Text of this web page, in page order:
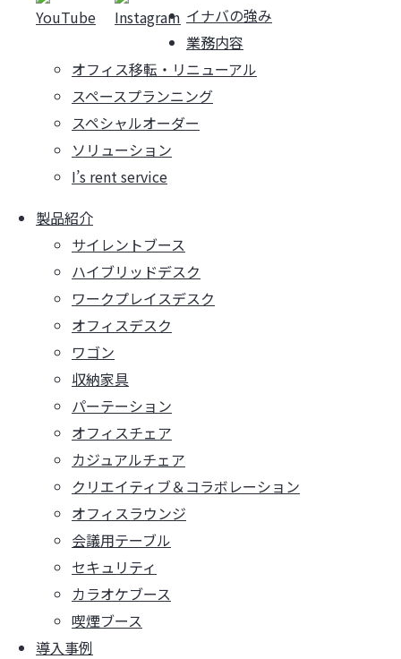
イナバの強み
業務内容
オフィス移転・リニューアル
スペースプランニング
スペシャルオーダー
ソリューション
I’s rent service
製品紹介
サイレントブース
ハイブリッドデスク
ワークプレイスデスク
オフィスデスク
ワゴン
収納家具
パーテーション
オフィスチェア
カジュアルチェア
クリエイティブ＆コラボレーション
オフィスラウンジ
会議用テーブル
セキュリティ
カラオケブース
喫煙ブース
導入事例